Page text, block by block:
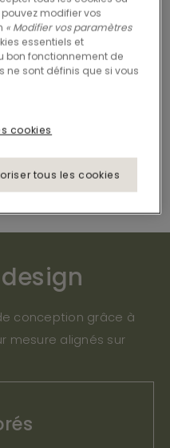
réputation et de vous
sur le marché.
conception grâce à
mesure alignés sur
modifier vos
« Modifier vos paramètres
essentiels et
bon fonctionnement de
ne sont définis que si vous
cookies
tous les cookies